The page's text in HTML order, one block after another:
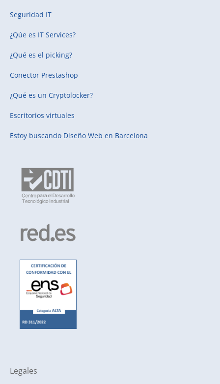
Seguridad IT
¿Qúe es IT Services?
¿Qué es el picking?
Conector Prestashop
¿Qué es un Cryptolocker?
Escritorios virtuales
Estoy buscando Diseño Web en Barcelona
Legales